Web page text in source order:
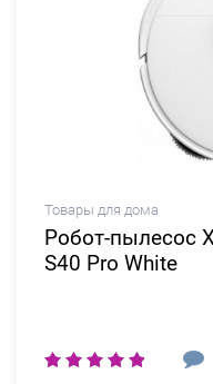
Товары для дома
Робот-пылесос
S40 Pro White